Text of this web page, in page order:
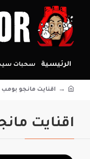
الرئيسية سحبات
اقنايت مانجو
اقنايت